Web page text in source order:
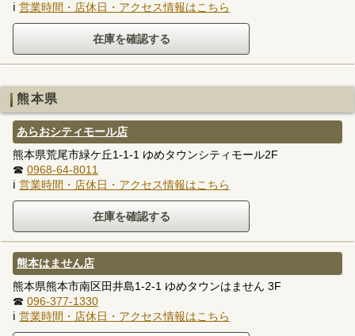
ℹ 営業時間・店休日・アクセス情報はこちら
熊本県
あらおシティモール店
熊本県荒尾市緑ケ丘1-1-1 ゆめタウンシティモール2F
☎ 0968-64-8011
ℹ 営業時間・店休日・アクセス情報はこちら
熊本はません店
熊本県熊本市南区田井島1-2-1 ゆめタウンはません 3F
☎ 096-377-1330
ℹ 営業時間・店休日・アクセス情報はこちら